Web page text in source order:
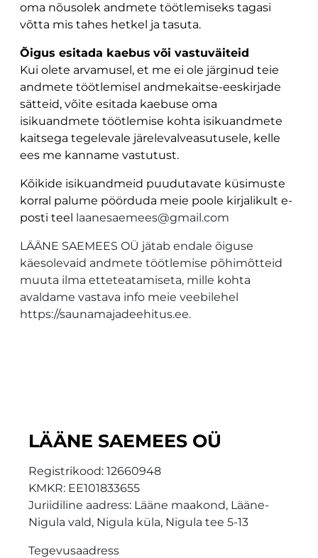
oma nõusolek andmete töötlemiseks tagasi
võtta mis tahes hetkel ja tasuta.
Õigus esitada kaebus või vastuväiteid
Kui olete arvamusel, et me ei ole järginud teie
andmete töötlemisel andmekaitse-eeskirjade
sätteid, võite esitada kaebuse oma
isikuandmete töötlemise kohta isikuandmete
kaitsega tegelevale järelevalveasutusele, kelle
ees me kanname vastutust.
Kõikide isikuandmeid puudutavate küsimuste
korral palume pöörduda meie poole kirjalikult e-
posti teel laanesaemees@gmail.com
LÄÄNE SAEMEES OÜ jätab endale õiguse
käesolevaid andmete töötlemise põhimõtteid
muuta ilma etteteatamiseta, mille kohta
avaldame vastava info meie veebilehel
https://saunamajadeehitus.ee.
LÄÄNE SAEMEES OÜ
Registrikood: 12660948
KMKR: EE101833655
Juriidiline aadress: Lääne maakond, Lääne-
Nigula vald, Nigula küla, Nigula tee 5-13
Tegevusaadress